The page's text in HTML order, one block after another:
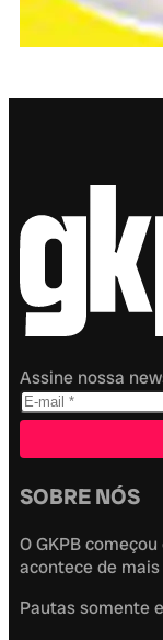
Assine nossa
SOBRE NÓS
O GKPB
acontece de
Pautas somente